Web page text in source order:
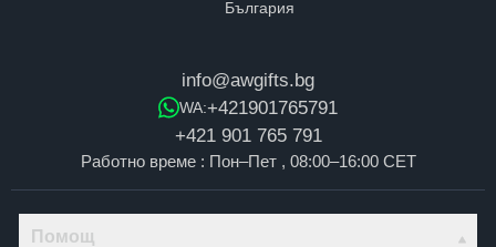
info@awgifts.bg
WA:+421901765791
+421 901 765 791
Работно време : Пон–Пет , 08:00–16:00 CET
Помощ